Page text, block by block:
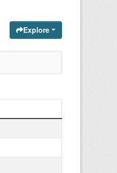
Explore